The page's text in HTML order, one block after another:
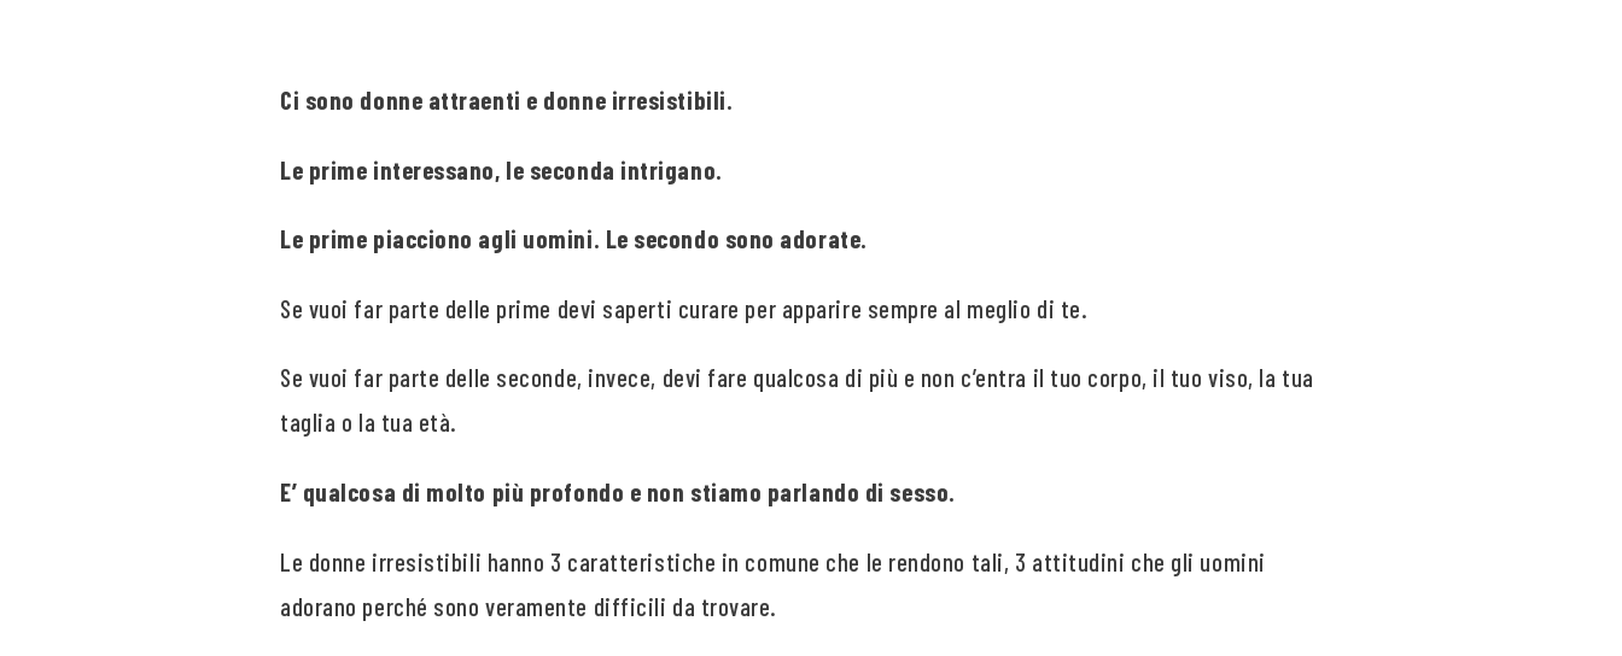
Ci sono donne attraenti e donne irresistibili.
Le prime interessano, le seconda intrigano.
Le prime piacciono agli uomini. Le secondo sono adorate.
Se vuoi far parte delle prime devi saperti curare per apparire sempre al meglio di te.
Se vuoi far parte delle seconde, invece, devi fare qualcosa di più e non c’entra il tuo corpo, il tuo viso, la tua
taglia o la tua età.
E’ qualcosa di molto più profondo e non stiamo parlando di sesso.
Le donne irresistibili hanno 3 caratteristiche in comune che le rendono tali, 3 attitudini che gli uomini
adorano perché sono veramente difficili da trovare.